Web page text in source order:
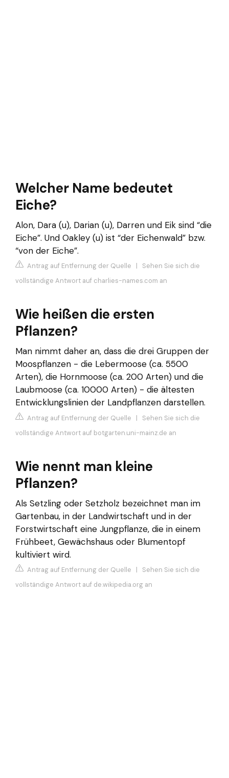
Welcher Name bedeutet
Eiche?
Alon, Dara (u), Darian (u), Darren und Eik sind “die
Eiche”. Und Oakley (u) ist “der Eichenwald” bzw.
“von der Eiche”.
Antrag auf Entfernung der Quelle | Sehen Sie sich die
vollständige Antwort auf charlies-names.com an
Wie heißen die ersten
Pflanzen?
Man nimmt daher an, dass die drei Gruppen der
Moospflanzen - die Lebermoose (ca. 5500
Arten), die Hornmoose (ca. 200 Arten) und die
Laubmoose (ca. 10000 Arten) - die ältesten
Entwicklungslinien der Landpflanzen darstellen.
Antrag auf Entfernung der Quelle | Sehen Sie sich die
vollständige Antwort auf botgarten.uni-mainz.de an
Wie nennt man kleine
Pflanzen?
Als Setzling oder Setzholz bezeichnet man im
Gartenbau, in der Landwirtschaft und in der
Forstwirtschaft eine Jungpflanze, die in einem
Frühbeet, Gewächshaus oder Blumentopf
kultiviert wird.
Antrag auf Entfernung der Quelle | Sehen Sie sich die
vollständige Antwort auf de.wikipedia.org an